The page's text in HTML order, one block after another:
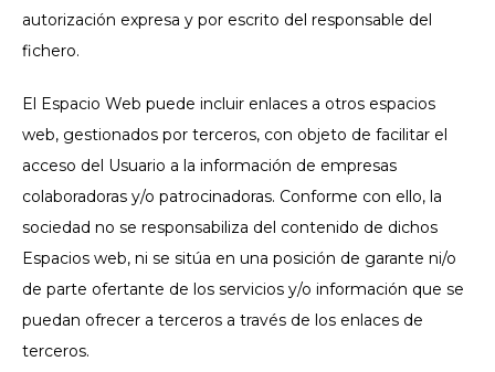
autorización expresa y por escrito del responsable del
fichero.
El Espacio Web puede incluir enlaces a otros espacios
web, gestionados por terceros, con objeto de facilitar el
acceso del Usuario a la información de empresas
colaboradoras y/o patrocinadoras. Conforme con ello, la
sociedad no se responsabiliza del contenido de dichos
Espacios web, ni se sitúa en una posición de garante ni/o
de parte ofertante de los servicios y/o información que se
puedan ofrecer a terceros a través de los enlaces de
terceros.